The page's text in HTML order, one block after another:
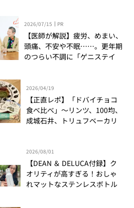
2026/07/15 PR
【医師が解説】疲労、めまい、
頭痛、不安や不眠……。更年期
のつらい不調に「ゲニステイ
2026/04/19
【正直レポ】「ドバイチョコ
食べ比べ」～リンツ、100均、
成城石井、トリュフベーカリ
2026/08/01
【DEAN ＆ DELUCA付録】ク
オリティが高すぎる！おしゃ
れマットなステンレスボトル